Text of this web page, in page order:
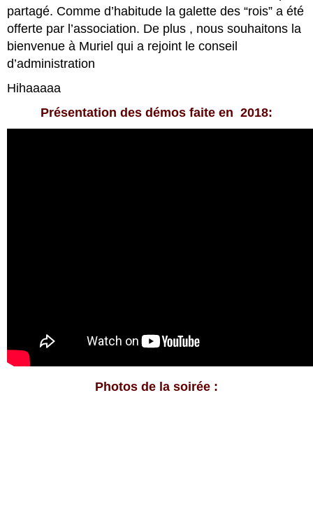
partagé. Comme d’habitude la galette des “rois” a été
offerte par l’association. De plus , nous souhaitons la
bienvenue à Muriel qui a rejoint le conseil
d’administration
Hihaaaaa
Présentation des démos faite en 2018:
Photos de la soirée :